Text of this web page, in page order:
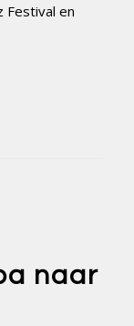
Festival en
naar